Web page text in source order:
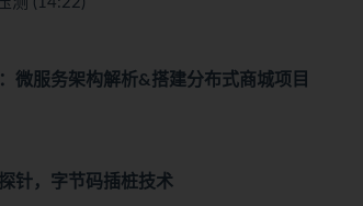
微服务架构解析&搭建分布式商城项目
针，字节码插桩技术